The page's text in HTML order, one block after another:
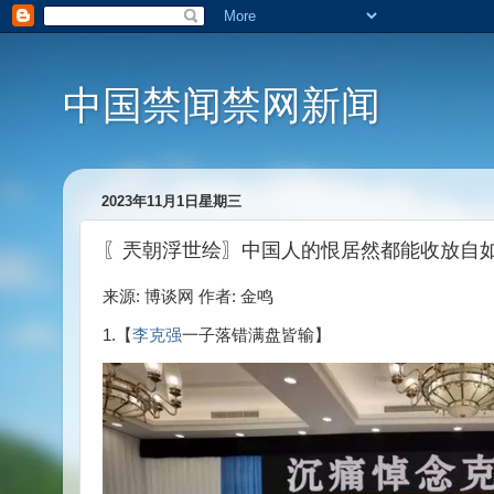
中国禁闻禁网新闻
2023年11月1日星期三
〖兲朝浮世绘〗中国人的恨居然都能收放自
来源: 博谈网 作者: 金鸣
1.【李克强一子落错满盘皆输】